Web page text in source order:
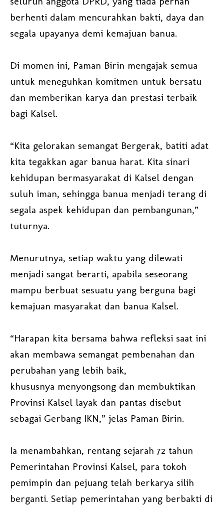
berhenti dalam mencurahkan bakti, daya dan
segala upayanya demi kemajuan banua.
Di momen ini, Paman Birin mengajak semua
untuk meneguhkan komitmen untuk bersatu
dan memberikan karya dan prestasi terbaik
bagi Kalsel.
“Kita gelorakan semangat Bergerak, batiti adat
kita tegakkan agar banua harat. Kita sinari
kehidupan bermasyarakat di Kalsel dengan
suluh iman, sehingga banua menjadi terang di
segala aspek kehidupan dan pembangunan,”
tuturnya.
Menurutnya, setiap waktu yang dilewati
menjadi sangat berarti, apabila seseorang
mampu berbuat sesuatu yang berguna bagi
kemajuan masyarakat dan banua Kalsel.
“Harapan kita bersama bahwa refleksi saat ini
akan membawa semangat pembenahan dan
perubahan yang lebih baik,
khususnya menyongsong dan membuktikan
Provinsi Kalsel layak dan pantas disebut
sebagai Gerbang IKN,” jelas Paman Birin.
Ia menambahkan, rentang sejarah 72 tahun
Pemerintahan Provinsi Kalsel, para tokoh
pemimpin dan pejuang telah berkarya silih
berganti. Setiap pemerintahan yang berbakti di